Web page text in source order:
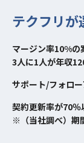
テクフリが
マージン率10%の
3人に1人が年収
サポート/フォロ
契約更新率が70
※（当社調べ）期